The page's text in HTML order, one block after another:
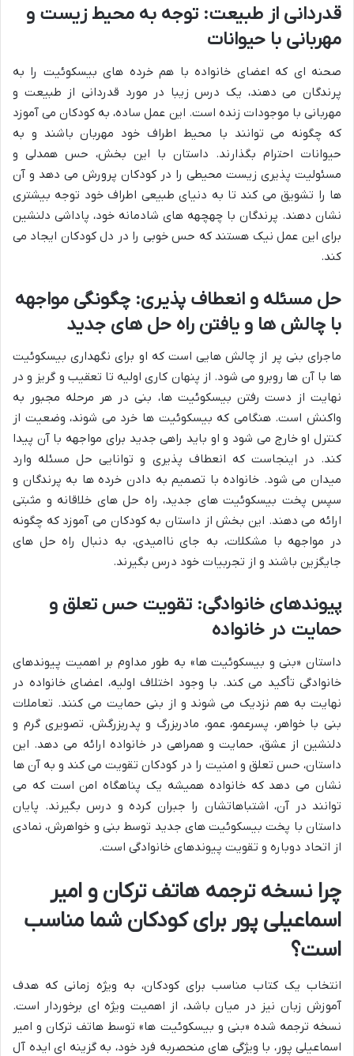
قدردانی از طبیعت: توجه به محیط زیست و
مهربانی با حیوانات
صحنه ای که اعضای خانواده با هم خرده های بیسکوئیت را به
پرندگان می دهند، یک درس زیبا در مورد قدردانی از طبیعت و
مهربانی با موجودات زنده است. این عمل ساده، به کودکان می آموزد
که چگونه می توانند با محیط اطراف خود مهربان باشند و به
حیوانات احترام بگذارند. داستان با این بخش، حس همدلی و
مسئولیت پذیری زیست محیطی را در کودکان پرورش می دهد و آن
ها را تشویق می کند تا به دنیای طبیعی اطراف خود توجه بیشتری
نشان دهند. پرندگان با چهچهه های شادمانه خود، پاداشی دلنشین
برای این عمل نیک هستند که حس خوبی را در دل کودکان ایجاد می
کند.
حل مسئله و انعطاف پذیری: چگونگی مواجهه
با چالش ها و یافتن راه حل های جدید
ماجرای بنی پر از چالش هایی است که او برای نگهداری بیسکوئیت
ها با آن ها روبرو می شود. از پنهان کاری اولیه تا تعقیب و گریز و در
نهایت از دست رفتن بیسکوئیت ها، بنی در هر مرحله مجبور به
واکنش است. هنگامی که بیسکوئیت ها خرد می شوند، وضعیت از
کنترل او خارج می شود و او باید راهی جدید برای مواجهه با آن پیدا
کند. در اینجاست که انعطاف پذیری و توانایی حل مسئله وارد
میدان می شود. خانواده با تصمیم به دادن خرده ها به پرندگان و
سپس پخت بیسکوئیت های جدید، راه حل های خلاقانه و مثبتی
ارائه می دهند. این بخش از داستان به کودکان می آموزد که چگونه
در مواجهه با مشکلات، به جای ناامیدی، به دنبال راه حل های
جایگزین باشند و از تجربیات خود درس بگیرند.
پیوندهای خانوادگی: تقویت حس تعلق و
حمایت در خانواده
داستان «بنی و بیسکوئیت ها» به طور مداوم بر اهمیت پیوندهای
خانوادگی تأکید می کند. با وجود اختلاف اولیه، اعضای خانواده در
نهایت به هم نزدیک می شوند و از بنی حمایت می کنند. تعاملات
بنی با خواهر، پسرعمو، عمو، مادربزرگ و پدربزرگش، تصویری گرم و
دلنشین از عشق، حمایت و همراهی در خانواده ارائه می دهد. این
داستان، حس تعلق و امنیت را در کودکان تقویت می کند و به آن ها
نشان می دهد که خانواده همیشه یک پناهگاه امن است که می
توانند در آن، اشتباهاتشان را جبران کرده و درس بگیرند. پایان
داستان با پخت بیسکوئیت های جدید توسط بنی و خواهرش، نمادی
از اتحاد دوباره و تقویت پیوندهای خانوادگی است.
چرا نسخه ترجمه هاتف ترکان و امیر
اسماعیلی پور برای کودکان شما مناسب
است؟
انتخاب یک کتاب مناسب برای کودکان، به ویژه زمانی که هدف
آموزش زبان نیز در میان باشد، از اهمیت ویژه ای برخوردار است.
نسخه ترجمه شده «بنی و بیسکوئیت ها» توسط هاتف ترکان و امیر
اسماعیلی پور، با ویژگی های منحصربه فرد خود، به گزینه ای ایده آل